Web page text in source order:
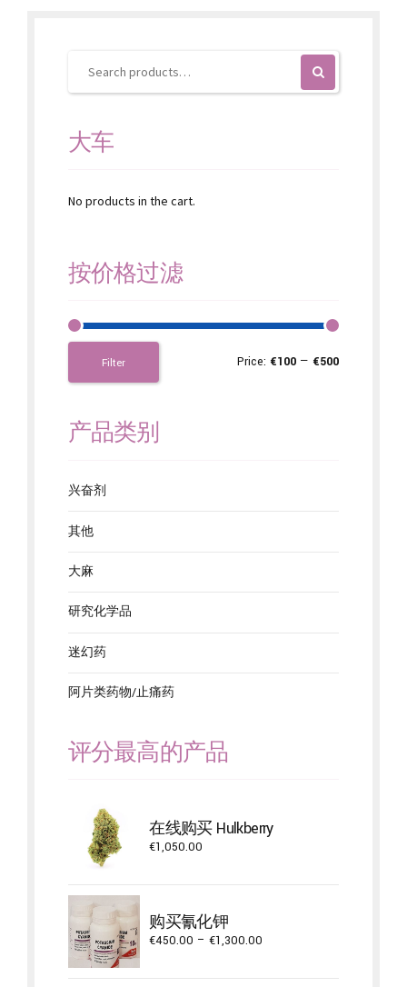
product
大车
No products in the cart.
按价格过滤
Filter Price: €100 — €500
产品类别
兴奋剂
其他
大麻
研究化学品
迷幻药
阿片类药物/止痛药
评分最高的产品
在线购买 Hulkberry
€1,050.00
购买氰化钾
€450.00 – €1,300.00